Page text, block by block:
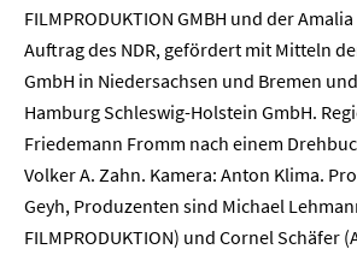
FILMPRODUKTION GMBH und der
Auftrag des NDR, gefördert mit Mitteln
GmbH in Niedersachsen und Bremen
Hamburg Schleswig-Holstein GmbH.
Friedemann Fromm nach einem
Volker A. Zahn. Kamera: Anton Klima.
Geyh, Produzenten sind Michael
FILMPRODUKTION) und Cornel Schäfer
Home
Unternehmen
Presse
Karriere